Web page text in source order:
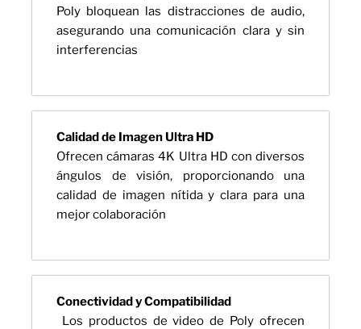
Poly bloquean las distracciones de audio,
asegurando una comunicación clara y sin
interferencias
Calidad de Imagen Ultra HD
Ofrecen cámaras 4K Ultra HD con diversos
ángulos de visión, proporcionando una
calidad de imagen nítida y clara para una
mejor colaboración
Conectividad y Compatibilidad
Los productos de video de Poly ofrecen